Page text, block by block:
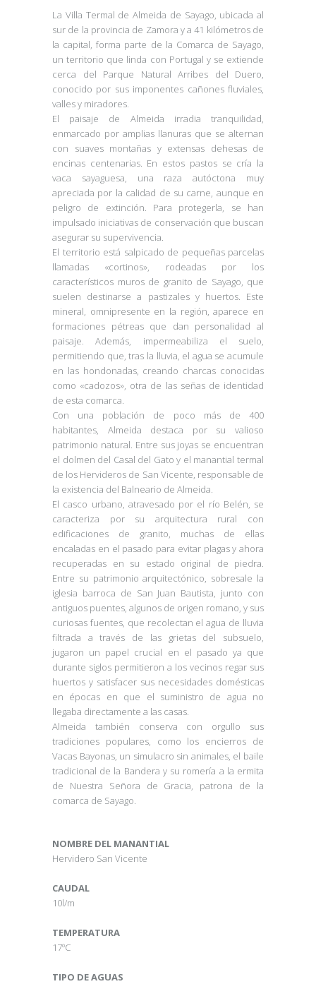
La Villa Termal de Almeida de Sayago, ubicada al
sur de la provincia de Zamora y a 41 kilómetros de
la capital, forma parte de la Comarca de Sayago,
un territorio que linda con Portugal y se extiende
cerca del Parque Natural Arribes del Duero,
conocido por sus imponentes cañones fluviales,
valles y miradores.
El paisaje de Almeida irradia tranquilidad,
enmarcado por amplias llanuras que se alternan
con suaves montañas y extensas dehesas de
encinas centenarias. En estos pastos se cría la
vaca sayaguesa, una raza autóctona muy
apreciada por la calidad de su carne, aunque en
peligro de extinción. Para protegerla, se han
impulsado iniciativas de conservación que buscan
asegurar su supervivencia.
El territorio está salpicado de pequeñas parcelas
llamadas «cortinos», rodeadas por los
característicos muros de granito de Sayago, que
suelen destinarse a pastizales y huertos. Este
mineral, omnipresente en la región, aparece en
formaciones pétreas que dan personalidad al
paisaje. Además, impermeabiliza el suelo,
permitiendo que, tras la lluvia, el agua se acumule
en las hondonadas, creando charcas conocidas
como «cadozos», otra de las señas de identidad
de esta comarca.
Con una población de poco más de 400
habitantes, Almeida destaca por su valioso
patrimonio natural. Entre sus joyas se encuentran
el dolmen del Casal del Gato y el manantial termal
de los Hervideros de San Vicente, responsable de
la existencia del Balneario de Almeida.
El casco urbano, atravesado por el río Belén, se
caracteriza por su arquitectura rural con
edificaciones de granito, muchas de ellas
encaladas en el pasado para evitar plagas y ahora
recuperadas en su estado original de piedra.
Entre su patrimonio arquitectónico, sobresale la
iglesia barroca de San Juan Bautista, junto con
antiguos puentes, algunos de origen romano, y sus
curiosas fuentes, que recolectan el agua de lluvia
filtrada a través de las grietas del subsuelo,
jugaron un papel crucial en el pasado ya que
durante siglos permitieron a los vecinos regar sus
huertos y satisfacer sus necesidades domésticas
en épocas en que el suministro de agua no
llegaba directamente a las casas.
Almeida también conserva con orgullo sus
tradiciones populares, como los encierros de
Vacas Bayonas, un simulacro sin animales, el baile
tradicional de la Bandera y su romería a la ermita
de Nuestra Señora de Gracia, patrona de la
comarca de Sayago.
NOMBRE DEL MANANTIAL
Hervidero San Vicente
CAUDAL
10l/m
TEMPERATURA
17ºC
TIPO DE AGUAS